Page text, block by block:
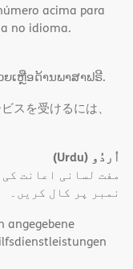
acima para
no idioma.
ຍເຫຼືອດ້ານພາສາຟຣີ.
スを受けるには、
اُردُو (Urdu)
مفت لسانی اعانت
نمبر پر کال کریں۔
angegebene